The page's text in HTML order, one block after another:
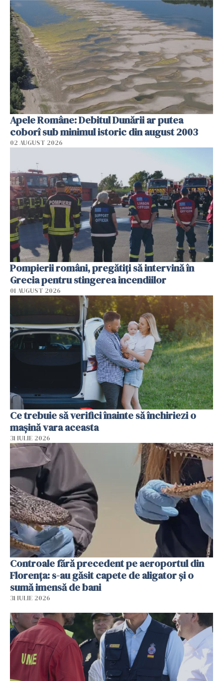
Apele Române: Debitul Dunării ar putea
coborî sub minimul istoric din august 2003
02 AUGUST 2026
Pompierii români, pregătiţi să intervină în
Grecia pentru stingerea incendiilor
01 AUGUST 2026
Ce trebuie să verifici înainte să închiriezi o
mașină vara aceasta
31 IULIE 2026
Controale fără precedent pe aeroportul din
Florența: s-au găsit capete de aligator și o
sumă imensă de bani
31 IULIE 2026